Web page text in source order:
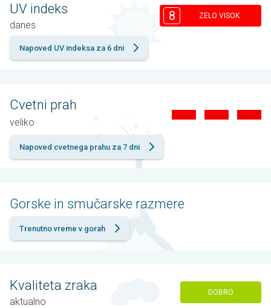
UV indeks
danes
8 ZELO VISOK
Napoved UV indeksa za 6 dni
Cvetni prah
veliko
Napoved cvetnega prahu za 7 dni
Gorske in smučarske razmere
Trenutno vreme v gorah
Kvaliteta zraka
aktualno
DOBRO